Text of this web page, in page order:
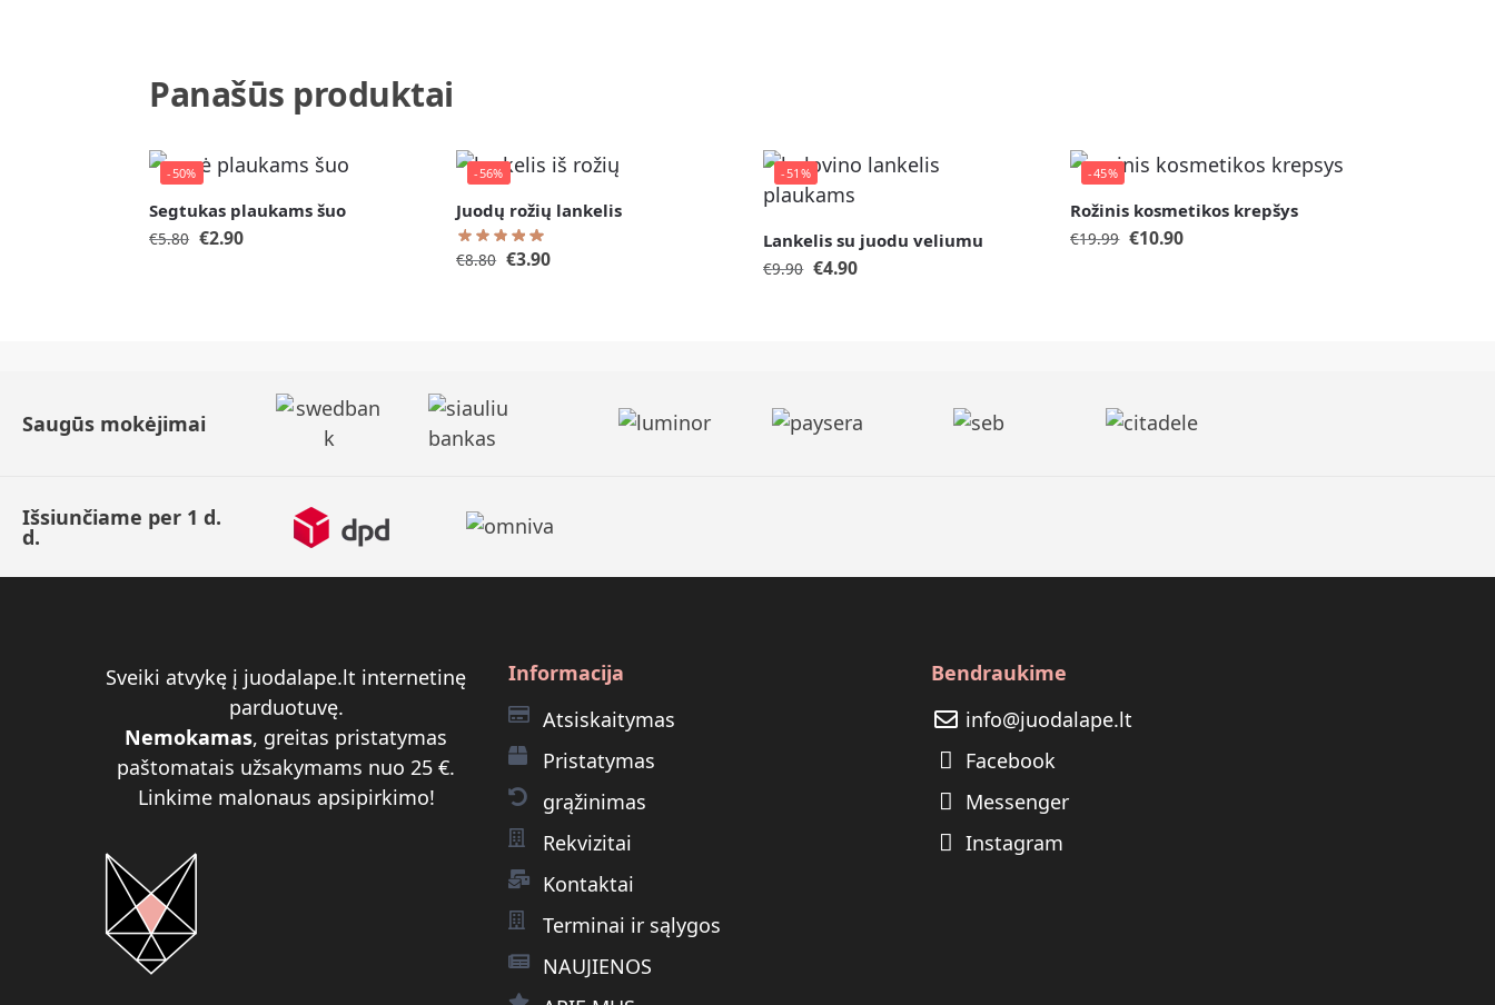
Panašūs produktai
-50%
Segtukas plaukams šuo
€5.80 €2.90
-56%
Juodų rožių lankelis
€8.80 €3.90
-51%
Lankelis su juodu veliumu
€9.90 €4.90
-45%
Rožinis kosmetikos krepšys
€19.99 €10.90
Saugūs mokėjimai
Išsiunčiame per 1 d.
d.
Sveiki atvykę į juodalape.lt internetinę
parduotuvę.
Nemokamas, greitas pristatymas
paštomatais užsakymams nuo 25 €.
Linkime malonaus apsipirkimo!
Informacija
Atsiskaitymas
Pristatymas
grąžinimas
Rekvizitai
Kontaktai
Terminai ir sąlygos
NAUJIENOS
Bendraukime
info@juodalape.lt
Facebook
Messenger
Instagram